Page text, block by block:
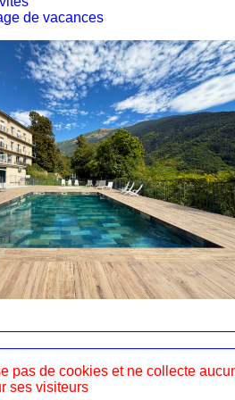
de vacances
pas de cookies et ne collecte
ses visiteurs